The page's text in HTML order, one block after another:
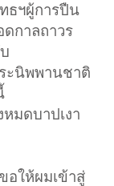
ธฯผู้การปืน
ดกาลถาวร
ะนิพพานชาติ
หมดบาปเงา
ให้ผมเข้าสู่